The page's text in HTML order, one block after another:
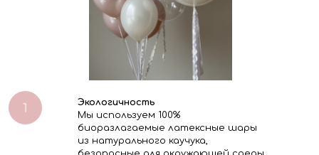
Экологичность
Мы используем 100%
биоразлагаемые латексные шары
из натурального каучука,